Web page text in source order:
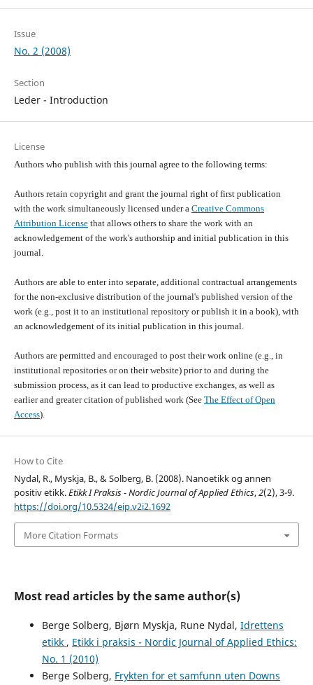
Issue
No. 2 (2008)
Section
Leder - Introduction
License
Authors who publish with this journal agree to the following terms:
Authors retain copyright and grant the journal right of first publication
with the work simultaneously licensed under a Creative Commons
Attribution Licensethat allows others to share the work with an
acknowledgement of the work's authorship and initial publication in this
journal.
Authors are able to enter into separate, additional contractual arrangements
for the non-exclusive distribution of the journal's published version of the
work (e.g., post it to an institutional repository or publish it in a book), with
an acknowledgement of its initial publication in this journal.
Authors are permitted and encouraged to post their work online (e.g., in
institutional repositories or on their website) prior to and during the
submission process, as it can lead to productive exchanges, as well as
earlier and greater citation of published work (See The Effect of Open
Access).
How to Cite
Nydal, R., Myskja, B., & Solberg, B. (2008). Nanoetikk og annen
positiv etikk.Etikk I Praksis - Nordic Journal of Applied Ethics,2(2), 3-9.
https://doi.org/10.5324/eip.v2i2.1692
More Citation Formats
Most read articles by the same author(s)
Berge Solberg, Bjørn Myskja, Rune Nydal, Idrettens
etikk , Etikk i praksis - Nordic Journal of Applied Ethics:
No. 1 (2010)
Berge Solberg, Frykten for et samfunn uten Downs